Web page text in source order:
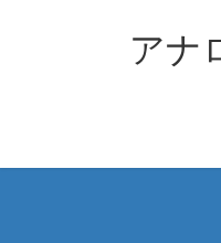
ス
ン
アナ